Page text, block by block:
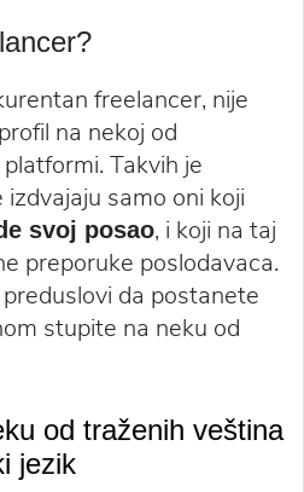
freelancer, nije
na nekoj od
Takvih je
samo oni koji
svoj posao, i koji na taj
preporuke poslodavaca.
da postanete
stupite na neku od
od traženih veština
jezik